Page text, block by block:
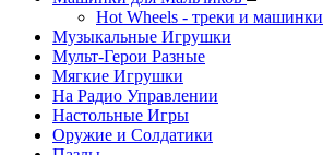
Hot Wheels - треки и машинки
Музыкальные Игрушки
Мульт-Герои Разные
Мягкие Игрушки
На Радио Управлении
Настольные Игры
Оружие и Солдатики